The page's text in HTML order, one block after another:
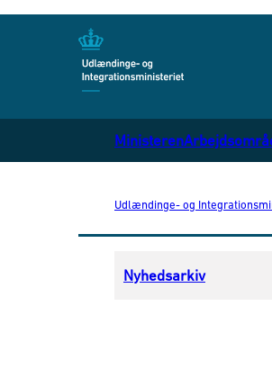
Ministeren
Udlændinge- og
Nyhedsarkiv